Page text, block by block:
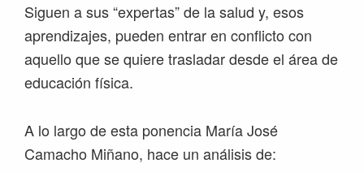
Siguen a sus “expertas” de la salud y, esos
aprendizajes, pueden entrar en conflicto con
aquello que se quiere trasladar desde el área de
educación física.
A lo largo de esta ponencia María José
Camacho Miñano, hace un análisis de: